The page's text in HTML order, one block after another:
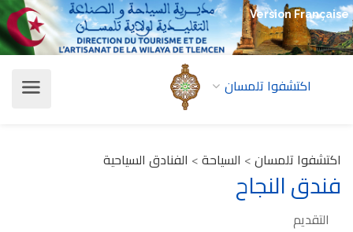
Version Française
اكتشفوا تلمسان
اكتشفوا تلمسان> السياحة> الفنادق السياحية
فندق النجاح
التقديم